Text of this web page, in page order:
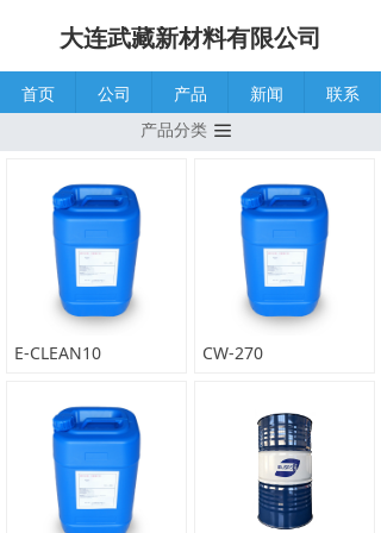
大连武藏新材料有限公司
首页 公司 产品 新闻 联系
产品分类 끀
E-CLEAN10 CW-270